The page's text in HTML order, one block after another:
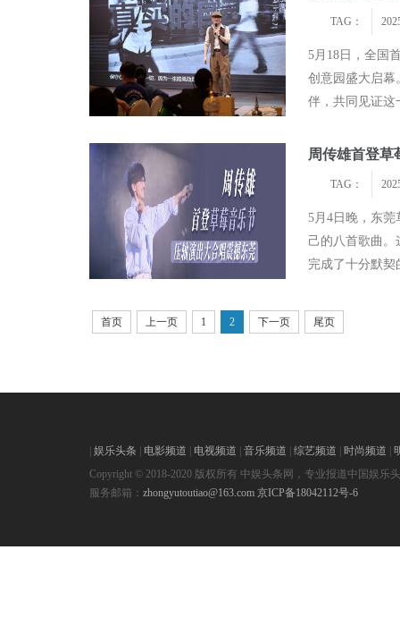
TAG：
5月18日，全国
创意园盛大启幕
伴，共同见证这
周传雄首登草
TAG：
5月4日晚，东
己的八首歌曲
完成了十分默
首页 上一页 1 2 下一页 尾页
娱乐头条 电影频道 电视频道 音乐频道 综艺频道 时尚频道
Copyright © 2018-2020 版权所有 中娱头条网，专业报道中国娱乐
服务邮箱： zhongyutoutiao@163.com 京ICP备18042112号-6